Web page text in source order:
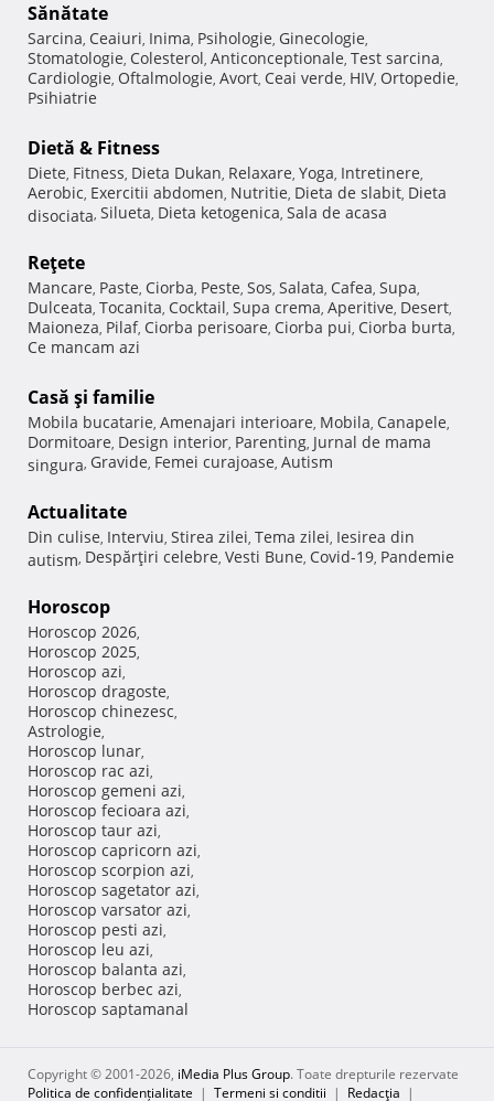
Sănătate
Sarcina, Ceaiuri, Inima, Psihologie, Ginecologie,
Stomatologie, Colesterol, Anticonceptionale, Test sarcina,
Cardiologie, Oftalmologie, Avort, Ceai verde, HIV, Ortopedie,
Psihiatrie
Dietă & Fitness
Diete, Fitness, Dieta Dukan, Relaxare, Yoga, Intretinere,
Aerobic, Exercitii abdomen, Nutritie, Dieta de slabit, Dieta
disociata, Silueta, Dieta ketogenica, Sala de acasa
Reţete
Mancare, Paste, Ciorba, Peste, Sos, Salata, Cafea, Supa,
Dulceata, Tocanita, Cocktail, Supa crema, Aperitive, Desert,
Maioneza, Pilaf, Ciorba perisoare, Ciorba pui, Ciorba burta,
Ce mancam azi
Casă şi familie
Mobila bucatarie, Amenajari interioare, Mobila, Canapele,
Dormitoare, Design interior, Parenting, Jurnal de mama
singura, Gravide, Femei curajoase, Autism
Actualitate
Din culise, Interviu, Stirea zilei, Tema zilei, Iesirea din
autism, Despărţiri celebre, Vesti Bune, Covid-19, Pandemie
Horoscop
Horoscop 2026,
Horoscop 2025,
Horoscop azi,
Horoscop dragoste,
Horoscop chinezesc,
Astrologie,
Horoscop lunar,
Horoscop rac azi,
Horoscop gemeni azi,
Horoscop fecioara azi,
Horoscop taur azi,
Horoscop capricorn azi,
Horoscop scorpion azi,
Horoscop sagetator azi,
Horoscop varsator azi,
Horoscop pesti azi,
Horoscop leu azi,
Horoscop balanta azi,
Horoscop berbec azi,
Horoscop saptamanal
Copyright © 2001-2026, iMedia Plus Group. Toate drepturile rezervate
Politica de confidențialitate | Termeni si conditii | Redacţia |